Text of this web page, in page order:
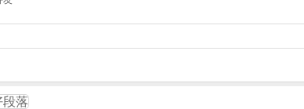
段落